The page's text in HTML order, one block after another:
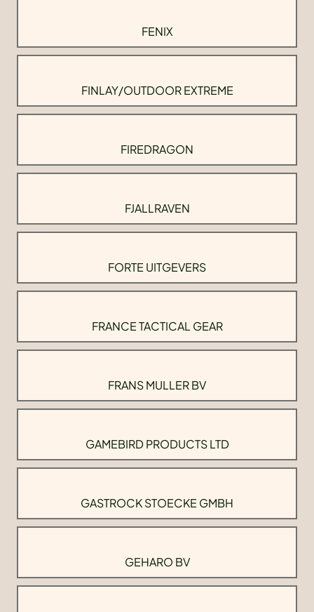
FENIX
FINLAY/OUTDOOR EXTREME
FIREDRAGON
FJALLRAVEN
FORTE UITGEVERS
FRANCE TACTICAL GEAR
FRANS MULLER BV
GAMEBIRD PRODUCTS LTD
GASTROCK STOECKE GMBH
GEHARO BV